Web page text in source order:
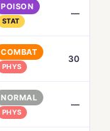
POISON
STAT
—
COMBAT
PHYS
30
NORMAL
PHYS
—